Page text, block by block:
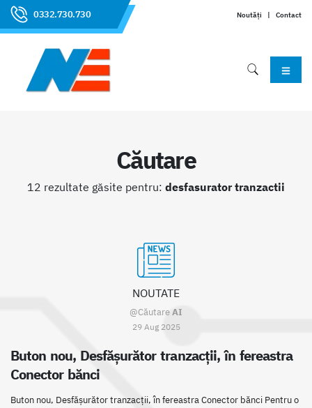
0332.730.730 Noutăți | Contact
Căutare
12 rezultate găsite pentru: desfasurator tranzactii
NOUTATE
@CăutareAI
29 Aug 2025
Buton nou, Desfășurător tranzacții, în fereastra
Conector bănci
Buton nou, Desfășurător tranzacții, în fereastra Conector bănci Pentru o